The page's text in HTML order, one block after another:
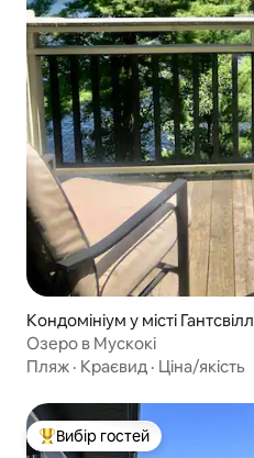
Кондомініум у місті Гантсвілл
Озеро в Мускокі
Пляж · Краєвид · Ціна/якість
Топ вибір гостей
Вибір гостей